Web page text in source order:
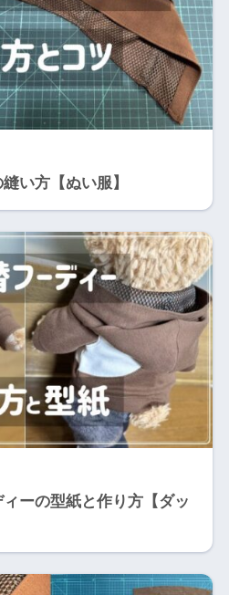
い方【ぬい服】
ィーの型紙と作り方【ダッ